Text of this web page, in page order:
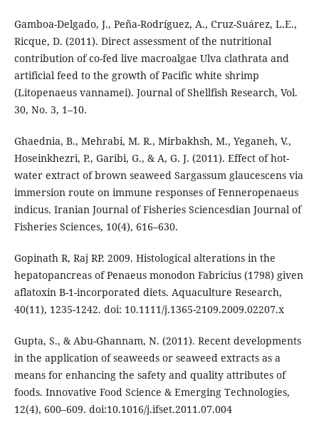
Gamboa-Delgado, J., Peña-Rodríguez, A., Cruz-Suárez, L.E.,
Ricque, D. (2011). Direct assessment of the nutritional
contribution of co-fed live macroalgae Ulva clathrata and
artificial feed to the growth of Pacific white shrimp
(Litopenaeus vannamei). Journal of Shellfish Research, Vol.
30, No. 3, 1–10.
Ghaednia, B., Mehrabi, M. R., Mirbakhsh, M., Yeganeh, V.,
Hoseinkhezri, P., Garibi, G., & A, G. J. (2011). Effect of hot-
water extract of brown seaweed Sargassum glaucescens via
immersion route on immune responses of Fenneropenaeus
indicus. Iranian Journal of Fisheries Sciencesdian Journal of
Fisheries Sciences, 10(4), 616–630.
Gopinath R, Raj RP. 2009. Histological alterations in the
hepatopancreas of Penaeus monodon Fabricius (1798) given
aflatoxin B-1-incorporated diets. Aquaculture Research,
40(11), 1235-1242. doi: 10.1111/j.1365-2109.2009.02207.x
Gupta, S., & Abu-Ghannam, N. (2011). Recent developments
in the application of seaweeds or seaweed extracts as a
means for enhancing the safety and quality attributes of
foods. Innovative Food Science & Emerging Technologies,
12(4), 600–609. doi:10.1016/j.ifset.2011.07.004